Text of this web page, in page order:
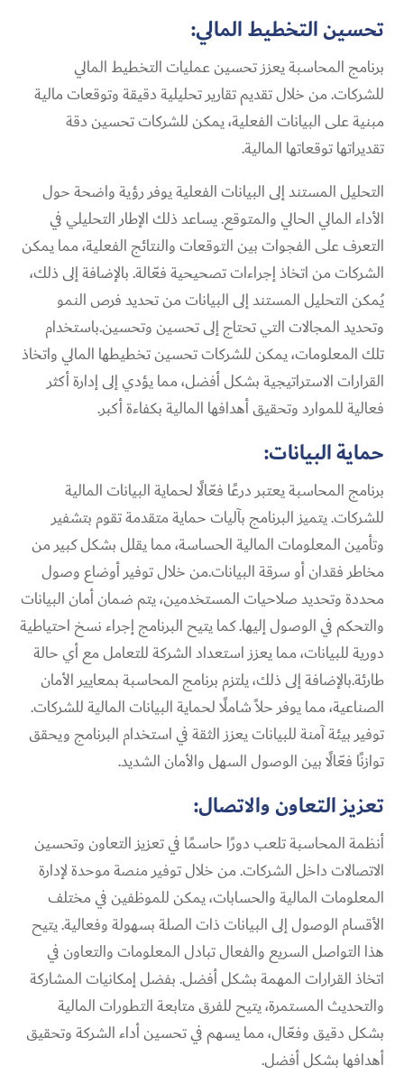
تحسين التخطيط المالي:
برنامج المحاسبة يعزز تحسين عمليات التخطيط المالي
للشركات. من خلال تقديم تقارير تحليلية دقيقة وتوقعات مالية
مبنية على البيانات الفعلية، يمكن للشركات تحسين دقة
تقديراتها توقعاتها المالية.
التحليل المستند إلى البيانات الفعلية يوفر رؤية واضحة حول
الأداء المالي الحالي والمتوقع. يساعد ذلك الإطار التحليلي في
التعرف على الفجوات بين التوقعات والنتائج الفعلية، مما يمكن
الشركات من اتخاذ إجراءات تصحيحية فعّالة. بالإضافة إلى ذلك،
يُمكن التحليل المستند إلى البيانات من تحديد فرص النمو
وتحديد المجالات التي تحتاج إلى تحسين وتحسين.باستخدام
تلك المعلومات، يمكن للشركات تحسين تخطيطها المالي واتخاذ
القرارات الاستراتيجية بشكل أفضل، مما يؤدي إلى إدارة أكثر
فعالية للموارد وتحقيق أهدافها المالية بكفاءة أكبر.
حماية البيانات:
برنامج المحاسبة يعتبر درعًا فعّالًا لحماية البيانات المالية
للشركات. يتميز البرنامج بآليات حماية متقدمة تقوم بتشفير
وتأمين المعلومات المالية الحساسة، مما يقلل بشكل كبير من
مخاطر فقدان أو سرقة البيانات.من خلال توفير أوضاع وصول
محددة وتحديد صلاحيات المستخدمين، يتم ضمان أمان البيانات
والتحكم في الوصول إليها. كما يتيح البرنامج إجراء نسخ احتياطية
دورية للبيانات، مما يعزز استعداد الشركة للتعامل مع أي حالة
طارئة.بالإضافة إلى ذلك، يلتزم برنامج المحاسبة بمعايير الأمان
الصناعية، مما يوفر حلاً شاملًا لحماية البيانات المالية للشركات.
توفير بيئة آمنة للبيانات يعزز الثقة في استخدام البرنامج ويحقق
توازنًا فعّالًا بين الوصول السهل والأمان الشديد.
تعزيز التعاون والاتصال:
أنظمة المحاسبة تلعب دورًا حاسمًا في تعزيز التعاون وتحسين
الاتصالات داخل الشركات. من خلال توفير منصة موحدة لإدارة
المعلومات المالية والحسابات، يمكن للموظفين في مختلف
الأقسام الوصول إلى البيانات ذات الصلة بسهولة وفعالية. يتيح
هذا التواصل السريع والفعال تبادل المعلومات والتعاون في
اتخاذ القرارات المهمة بشكل أفضل. بفضل إمكانيات المشاركة
والتحديث المستمرة، يتيح للفرق متابعة التطورات المالية
بشكل دقيق وفعّال، مما يسهم في تحسين أداء الشركة وتحقيق
أهدافها بشكل أفضل.